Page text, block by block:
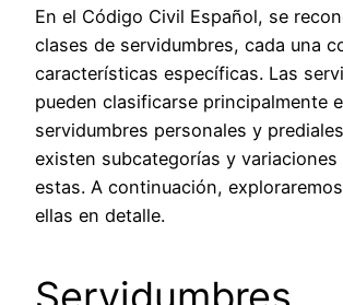
En el Código Civil Español, se
clases de servidumbres, cada una
características específicas. Las
pueden clasificarse principalmente
servidumbres personales y
existen subcategorías y
estas. A continuación,
ellas en detalle.